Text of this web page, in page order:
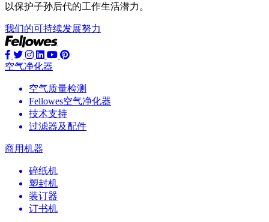
以保护子孙后代的工作生活潜力。
我们的可持续发展努力
空气净化器
空气质量检测
Fellowes空气净化器
技术支持
过滤器及配件
商用机器
碎纸机
塑封机
装订器
订书机